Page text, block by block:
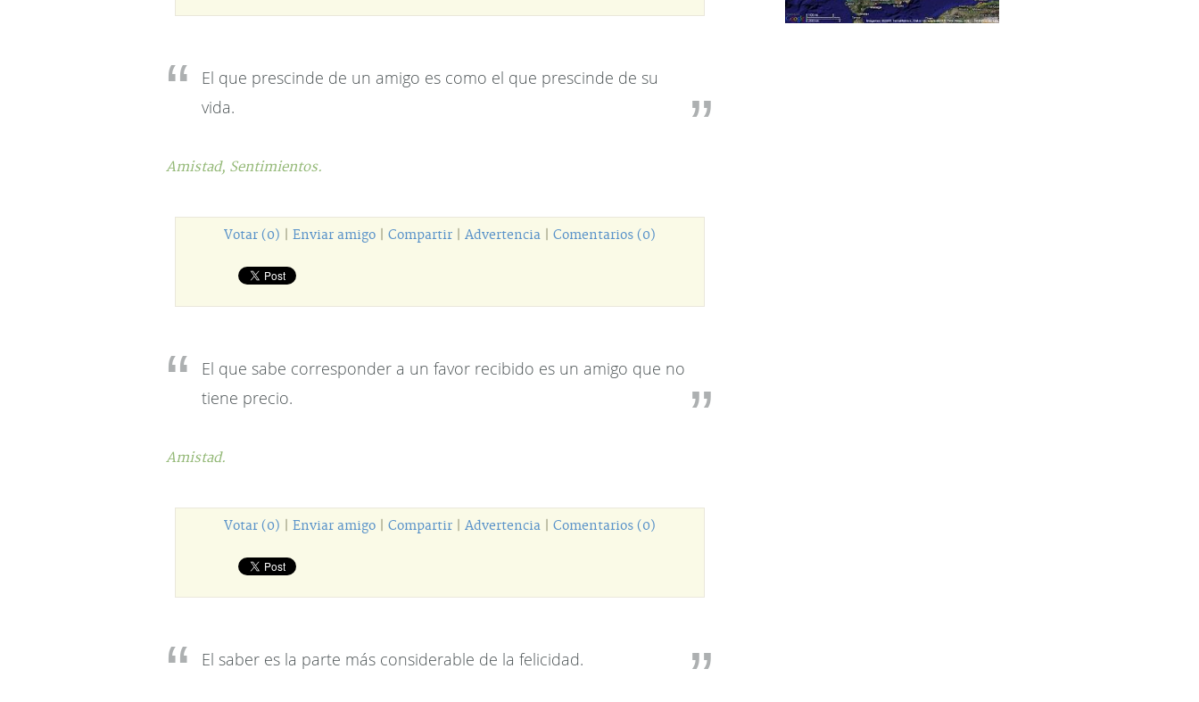
El que prescinde de un amigo es como el que prescinde de su
vida.
Amistad, Sentimientos.
Votar (0) Enviar amigo Compartir Advertencia Comentarios (0)
El que sabe corresponder a un favor recibido es un amigo que no
tiene precio.
Amistad.
Votar (0) Enviar amigo Compartir Advertencia Comentarios (0)
El saber es la parte más considerable de la felicidad.